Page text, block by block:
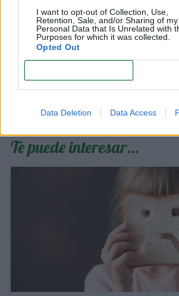
I want to opt-out of Collection, Use,
Retention, Sale, and/or Sharing of my
Personal Data that Is Unrelated with
Purposes for which it was collected.
Opted Out
Data Deletion Data Access
Maternidad
Te puede interesar…